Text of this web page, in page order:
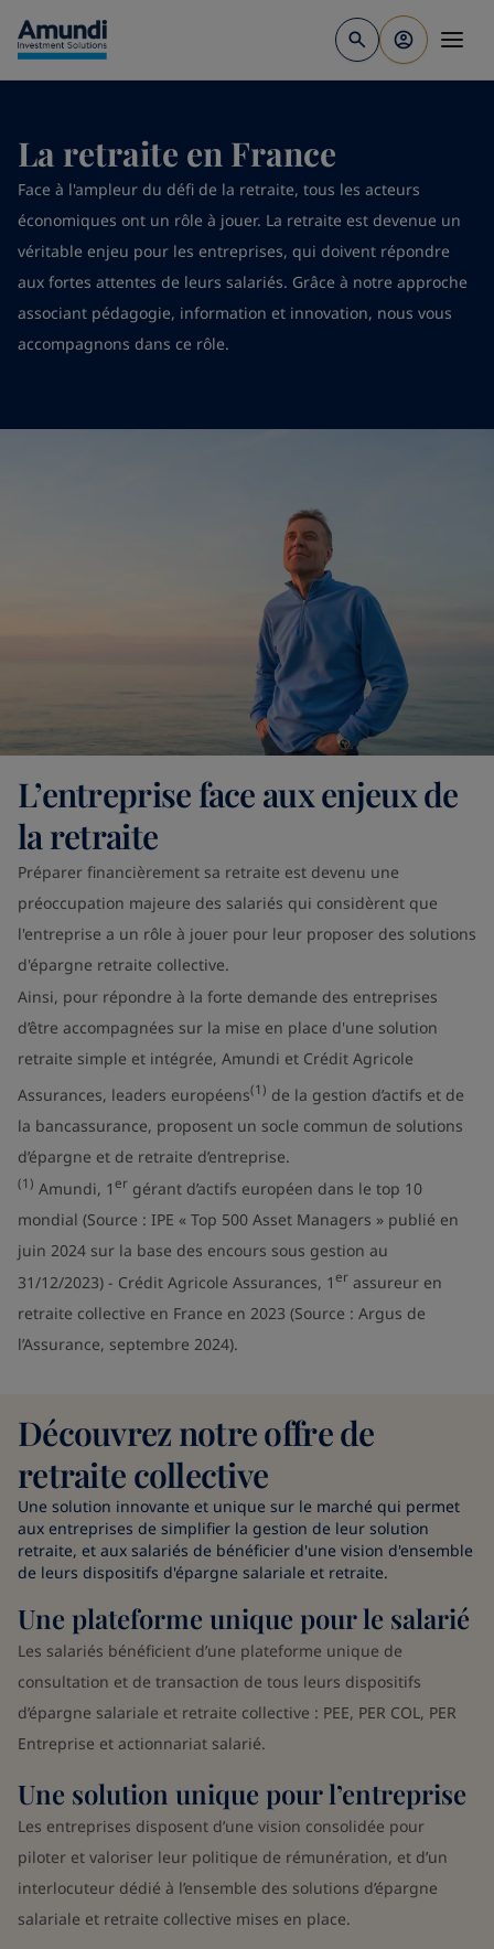
La retraite en France
Face à l'ampleur du défi de la retraite, tous les acteurs
économiques ont un rôle à jouer. La retraite est devenue un
véritable enjeu pour les entreprises, qui doivent répondre
aux fortes attentes de leurs salariés. Grâce à notre approche
associant pédagogie, information et innovation, nous vous
accompagnons dans ce rôle.
L’entreprise face aux enjeux de
la retraite
Préparer financièrement sa retraite est devenu une
préoccupation majeure des salariés qui considèrent que
l'entreprise a un rôle à jouer pour leur proposer des solutions
d'épargne retraite collective.
Ainsi, pour répondre à la forte demande des entreprises
d’être accompagnées sur la mise en place d'une solution
retraite simple et intégrée, Amundi et Crédit Agricole
Assurances, leaders européens(1) de la gestion d’actifs et de
la bancassurance, proposent un socle commun de solutions
d’épargne et de retraite d’entreprise.
(1) Amundi, 1 er gérant d’actifs européen dans le top 10
mondial (Source : IPE « Top 500 Asset Managers » publié en
juin 2024 sur la base des encours sous gestion au
31/12/2023) - Crédit Agricole Assurances, 1 er assureur en
retraite collective en France en 2023 (Source : Argus de
l’Assurance, septembre 2024).
Découvrez notre offre de
retraite collective
Une solution innovante et unique sur le marché qui permet
aux entreprises de simplifier la gestion de leur solution
retraite, et aux salariés de bénéficier d'une vision d'ensemble
de leurs dispositifs d'épargne salariale et retraite.
Une plateforme unique pour le salarié
Les salariés bénéficient d’une plateforme unique de
consultation et de transaction de tous leurs dispositifs
d’épargne salariale et retraite collective : PEE, PER COL, PER
Entreprise et actionnariat salarié.
Une solution unique pour l’entreprise
Les entreprises disposent d’une vision consolidée pour
piloter et valoriser leur politique de rémunération, et d’un
interlocuteur dédié à l’ensemble des solutions d’épargne
salariale et retraite collective mises en place.